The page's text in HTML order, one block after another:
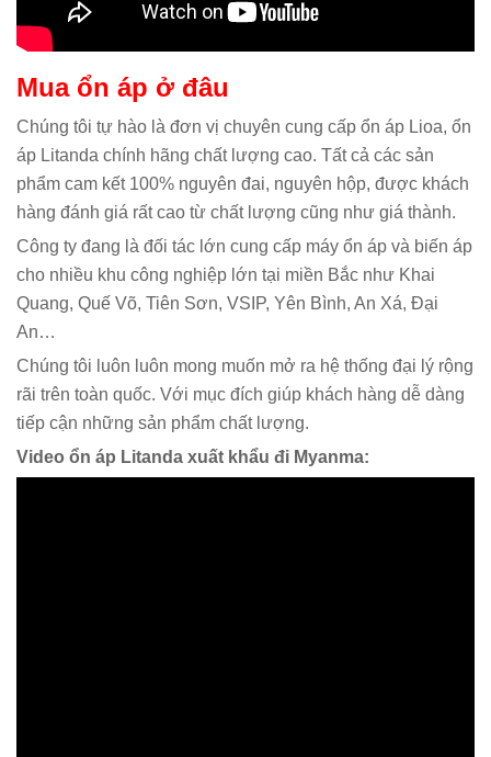
Mua ổn áp ở đâu
Chúng tôi tự hào là đơn vị chuyên cung cấp ổn áp Lioa, ổn
áp Litanda chính hãng chất lượng cao. Tất cả các sản
phẩm cam kết 100% nguyên đai, nguyên hộp, được khách
hàng đánh giá rất cao từ chất lượng cũng như giá thành.
Công ty đang là đối tác lớn cung cấp máy ổn áp và biến áp
cho nhiều khu công nghiệp lớn tại miền Bắc như Khai
Quang, Quế Võ, Tiên Sơn, VSIP, Yên Bình, An Xá, Đại
An…
Chúng tôi luôn luôn mong muốn mở ra hệ thống đại lý rộng
rãi trên toàn quốc. Với mục đích giúp khách hàng dễ dàng
tiếp cận những sản phẩm chất lượng.
Video ổn áp Litanda xuất khẩu đi Myanma: